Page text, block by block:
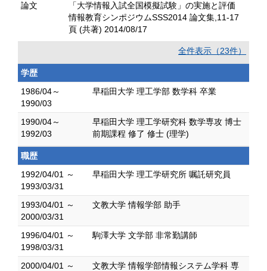
論文
「大学情報入試全国模擬試験」の実施と評価
情報教育シンポジウムSSS2014 論文集,11-17
頁 (共著) 2014/08/17
全件表示（23件）
学歴
1986/04～
1990/03
早稲田大学 理工学部 数学科 卒業
1990/04～
1992/03
早稲田大学 理工学研究科 数学専攻 博士
前期課程 修了 修士 (理学)
職歴
1992/04/01 ～
1993/03/31
早稲田大学 理工学研究所 嘱託研究員
1993/04/01 ～
2000/03/31
文教大学 情報学部 助手
1996/04/01 ～
1998/03/31
駒澤大学 文学部 非常勤講師
2000/04/01 ～
文教大学 情報学部情報システム学科 専